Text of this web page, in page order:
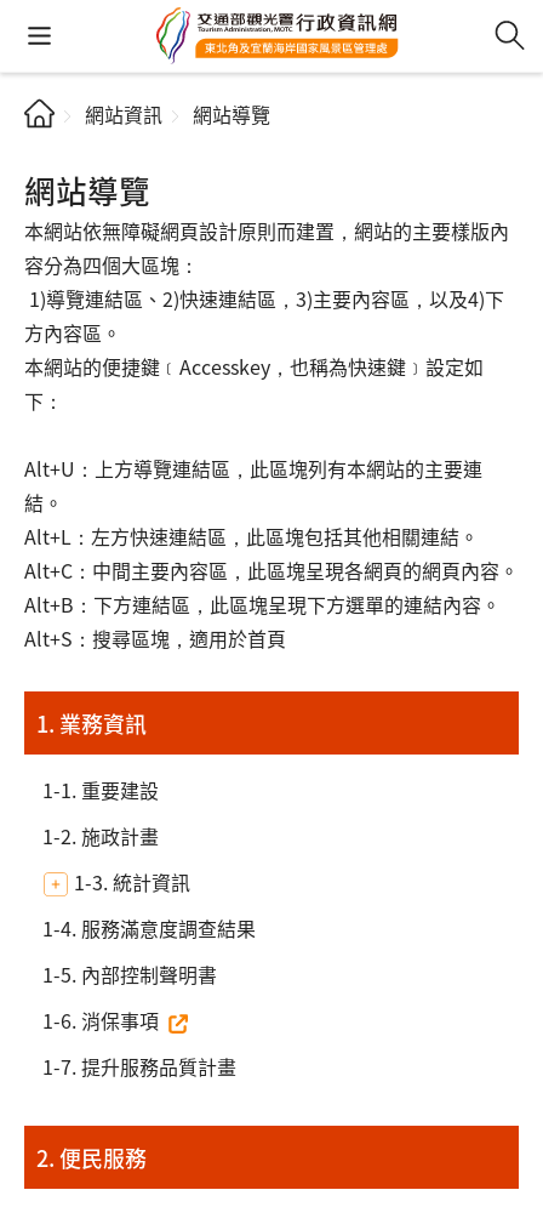
網站資訊 網站導覽
網站導覽
本網站依無障礙網頁設計原則而建置，網站的主要樣版內
容分為四個大區塊：
1)導覽連結區、2)快速連結區，3)主要內容區，以及4)下
方內容區。
本網站的便捷鍵﹝Accesskey，也稱為快速鍵﹞設定如
下：
Alt+U：上方導覽連結區，此區塊列有本網站的主要連
結。
Alt+L：左方快速連結區，此區塊包括其他相關連結。
Alt+C：中間主要內容區，此區塊呈現各網頁的網頁內容。
Alt+B：下方連結區，此區塊呈現下方選單的連結內容。
Alt+S：搜尋區塊，適用於首頁
1. 業務資訊
1-1. 重要建設
1-2. 施政計畫
1-3. 統計資訊
1-4. 服務滿意度調查結果
1-5. 內部控制聲明書
1-6. 消保事項
1-7. 提升服務品質計畫
2. 便民服務